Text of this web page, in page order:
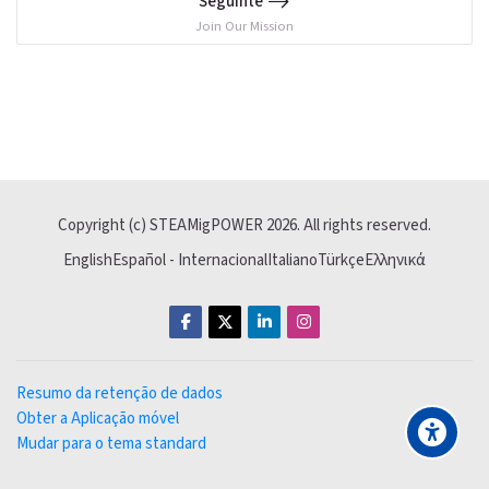
Join Our Mission
Copyright (c) STEAMigPOWER 2026. All rights reserved.
EnglishEspañol - InternacionalItalianoTürkçeΕλληνικά
Resumo da retenção de dados
Obter a Aplicação móvel
Mudar para o tema standard